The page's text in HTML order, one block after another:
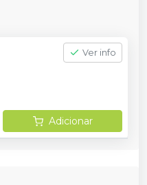
Ver info
Adicionar